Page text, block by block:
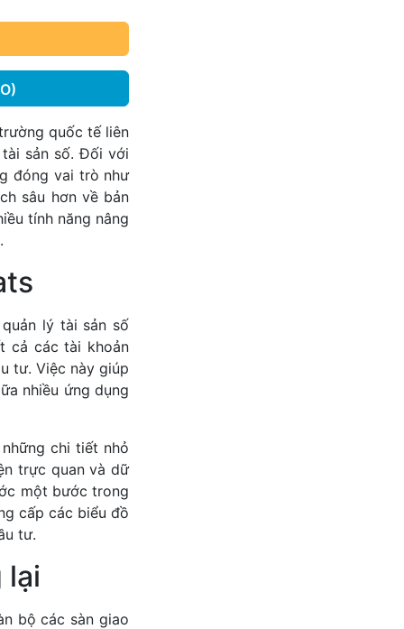
quốc tế liên
sản số. Đối với
đóng vai trò như
sâu hơn về bản
tính năng nâng
lý tài sản số
cả các tài khoản
tư. Việc này giúp
nhiều ứng dụng
chi tiết nhỏ
trực quan và dữ
một bước trong
cấp các biểu đồ
tư.
lại
bộ các sàn giao